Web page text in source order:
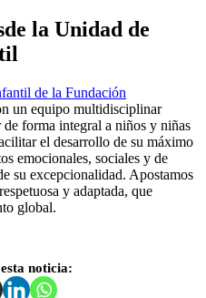
la Unidad de
de la Fundación
un equipo multidisciplinar
forma integral a niños y niñas
el desarrollo de su máximo
emocionales, sociales y de
su excepcionalidad. Apostamos
y adaptada, que
global.
noticia: